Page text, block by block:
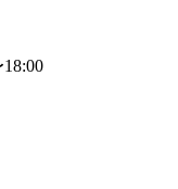
18:00